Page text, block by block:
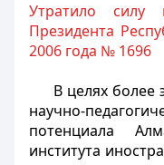
Утратило силу
Президента
2006 года № 1696
В целях более
научно-
потенциала
института